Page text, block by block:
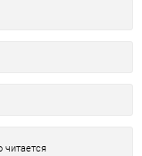
читается